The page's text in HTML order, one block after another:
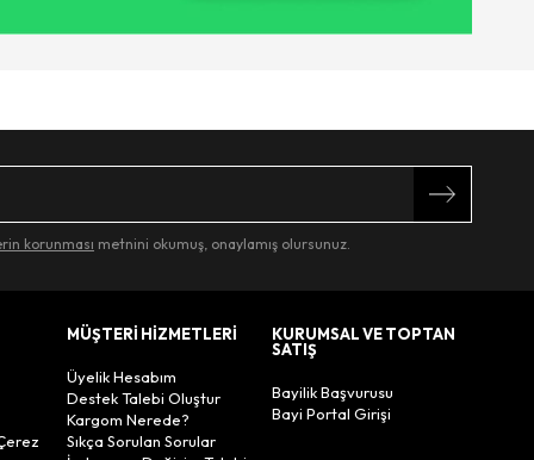
korunması metnini okumuş, onaylamış olursunuz.
MÜŞTERİ HİZMETLERİ
Üyelik Hesabım
Destek Talebi Oluştur
Kargom Nerede?
Sıkça Sorulan Sorular
KURUMSAL VE TOPTAN
SATIŞ
Bayilik Başvurusu
Bayi Portal Girişi